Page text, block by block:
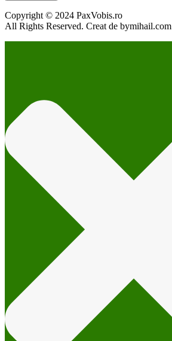
Copyright © 2024 PaxVobis.ro
All Rights Reserved. Creat de bymihail.com